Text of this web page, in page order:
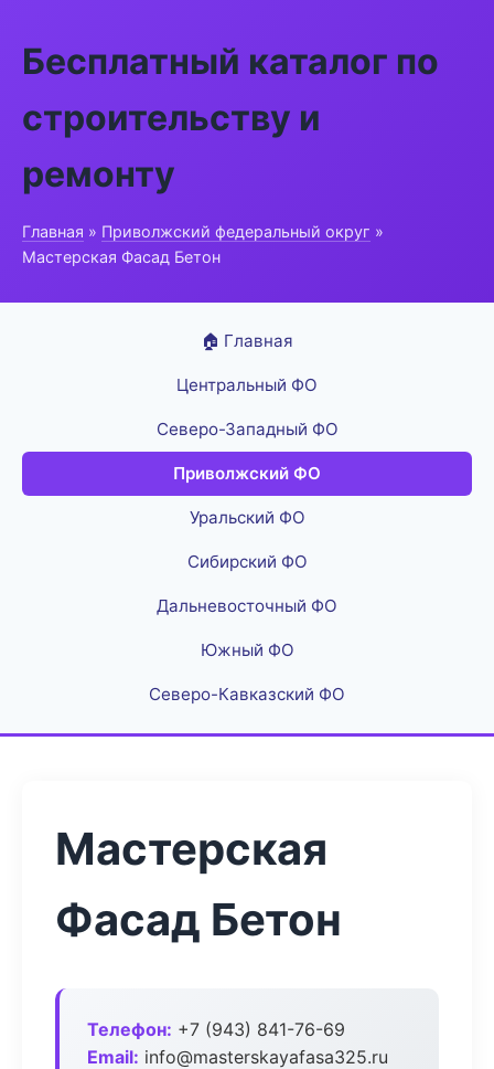
Бесплатный каталог по
строительству и
ремонту
Главная » Приволжский федеральный округ »
Мастерская Фасад Бетон
🏠 Главная
Центральный ФО
Северо-Западный ФО
Приволжский ФО
Уральский ФО
Сибирский ФО
Дальневосточный ФО
Южный ФО
Северо-Кавказский ФО
Мастерская
Фасад Бетон
Телефон: +7 (943) 841-76-69
Email: info@masterskayafasa325.ru